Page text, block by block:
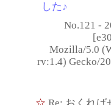
した♪
No.121 -
Mozilla/5.0
rv:1.4) Gecko/